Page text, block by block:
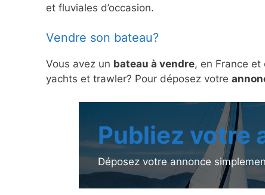
et fluviales d’occasion.
Vendre son bateau?
Vous avez un bateau à vendre, en France et
yachts et trawler? Pour déposez votre
Publiez votre
Déposez votre annonce